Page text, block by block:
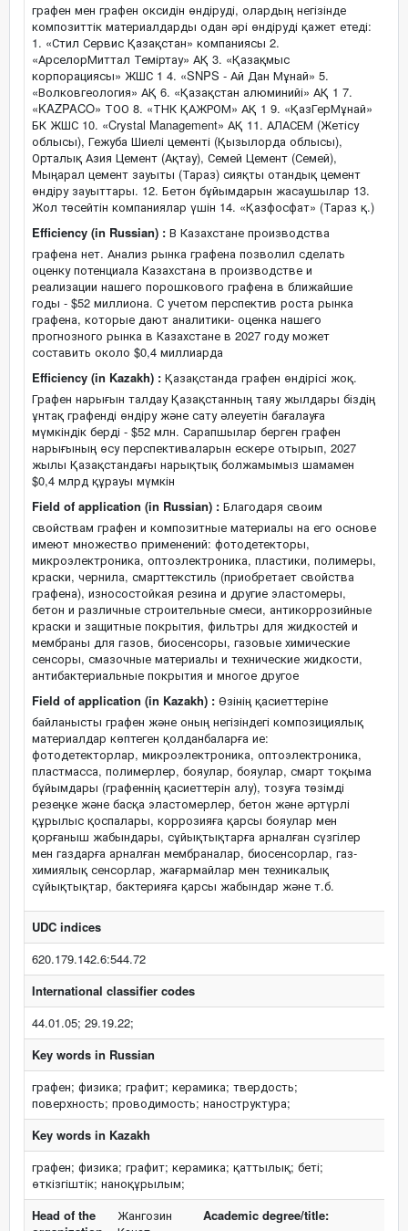
графен мен графен оксидін өндіруді, олардың негізінде
композиттік материалдарды одан әрі өндіруді қажет етеді:
1. «Стил Сервис Қазақстан» компаниясы 2.
«АрселорМиттал Теміртау» АҚ 3. «Қазақмыс
корпорациясы» ЖШС 1 4. «SNPS - Ай Дан Мұнай» 5.
«Волковгеология» АҚ 6. «Қазақстан алюминийі» АҚ 1 7.
«KAZPACO» ТОО 8. «ТНК ҚАЖРОМ» АҚ 1 9. «ҚазГерМұнай»
БК ЖШС 10. «Crystal Management» АҚ 11. АЛАСЕМ (Жетісу
облысы), Гежуба Шиелі цементі (Қызылорда облысы),
Орталық Азия Цемент (Ақтау), Семей Цемент (Семей),
Мыңарал цемент зауыты (Тараз) сияқты отандық цемент
өндіру зауыттары. 12. Бетон бұйымдарын жасаушылар 13.
Жол төсейтін компаниялар үшін 14. «Қазфосфат» (Тараз қ.)
Efficiency (in Russian) : В Казахстане производства
графена нет. Анализ рынка графена позволил сделать
оценку потенциала Казахстана в производстве и
реализации нашего порошкового графена в ближайшие
годы - $52 миллиона. С учетом перспектив роста рынка
графена, которые дают аналитики- оценка нашего
прогнозного рынка в Казахстане в 2027 году может
составить около $0,4 миллиарда
Efficiency (in Kazakh) : Қазақстанда графен өндірісі жоқ.
Графен нарығын талдау Қазақстанның таяу жылдары біздің
ұнтақ графенді өндіру және сату әлеуетін бағалауға
мүмкіндік берді - $52 млн. Сарапшылар берген графен
нарығының өсу перспективаларын ескере отырып, 2027
жылы Қазақстандағы нарықтық болжамымыз шамамен
$0,4 млрд құрауы мүмкін
Field of application (in Russian) : Благодаря своим
свойствам графен и композитные материалы на его основе
имеют множество применений: фотодетекторы,
микроэлектроника, оптоэлектроника, пластики, полимеры,
краски, чернила, смарттекстиль (приобретает свойства
графена), износостойкая резина и другие эластомеры,
бетон и различные строительные смеси, антикоррозийные
краски и защитные покрытия, фильтры для жидкостей и
мембраны для газов, биосенсоры, газовые химические
сенсоры, смазочные материалы и технические жидкости,
антибактериальные покрытия и многое другое
Field of application (in Kazakh) : Өзінің қасиеттеріне
байланысты графен және оның негізіндегі композициялық
материалдар көптеген қолданбаларға ие:
фотодетекторлар, микроэлектроника, оптоэлектроника,
пластмасса, полимерлер, бояулар, бояулар, смарт тоқыма
бұйымдары (графеннің қасиеттерін алу), тозуға төзімді
резеңке және басқа эластомерлер, бетон және әртүрлі
құрылыс қоспалары, коррозияға қарсы бояулар мен
қорғаныш жабындары, сұйықтықтарға арналған сүзгілер
мен газдарға арналған мембраналар, биосенсорлар, газ-
химиялық сенсорлар, жағармайлар мен техникалық
сұйықтықтар, бактерияға қарсы жабындар және т.б.
UDC indices
620.179.142.6:544.72
International classifier codes
44.01.05; 29.19.22;
Key words in Russian
графен; физика; графит; керамика; твердость;
поверхность; проводимость; наноструктура;
Key words in Kazakh
графен; физика; графит; керамика; қаттылық; беті;
өткізгіштік; наноқұрылым;
Head of the
Жангозин
Academic degree/title: